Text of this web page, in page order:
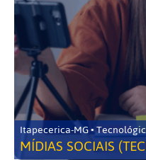
MÍDIAS SOCIAIS